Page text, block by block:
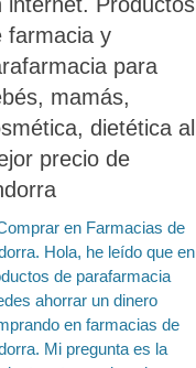
farmacia y
para
mamás,
dietética al
precio de